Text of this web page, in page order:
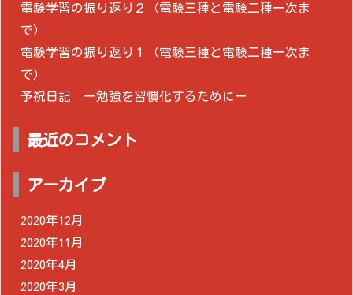
電験学習の振り返り２（電験三種と電験二種一次ま
で）
電験学習の振り返り１（電験三種と電験二種一次ま
で）
予祝日記 ー勉強を習慣化するためにー
最近のコメント
アーカイブ
2020年12月
2020年11月
2020年4月
2020年3月